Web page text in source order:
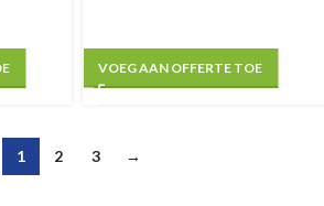
VOEG AAN OFFERTE TOE
1 2 3 →